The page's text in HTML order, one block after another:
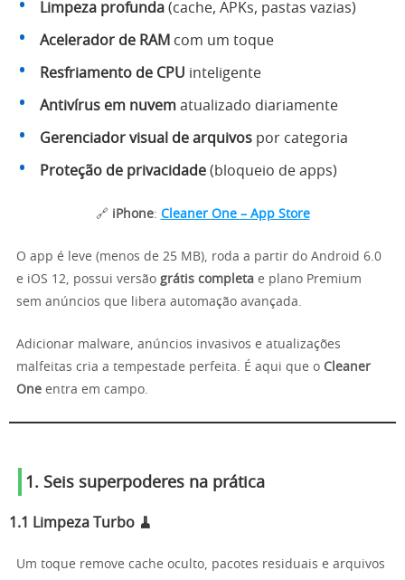
Limpeza profunda (cache, APKs, pastas vazias)
Acelerador de RAM com um toque
Resfriamento de CPU inteligente
Antivírus em nuvem atualizado diariamente
Gerenciador visual de arquivos por categoria
Proteção de privacidade (bloqueio de apps)
🔗 iPhone: Cleaner One – App Store
O app é leve (menos de 25 MB), roda a partir do Android 6.0
e iOS 12, possui versão grátis completa e plano Premium
sem anúncios que libera automação avançada.
Adicionar malware, anúncios invasivos e atualizações
malfeitas cria a tempestade perfeita. É aqui que o Cleaner
One entra em campo.
1. Seis superpoderes na prática
1.1 Limpeza Turbo 🧹
Um toque remove cache oculto, pacotes residuais e arquivos